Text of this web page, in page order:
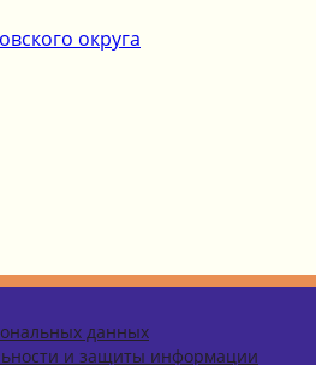
округа
данных
и защиты информации